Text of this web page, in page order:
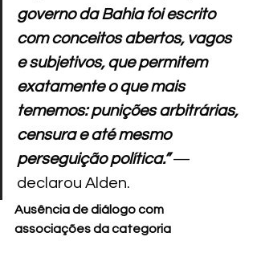
governo da Bahia foi escrito
com conceitos abertos, vagos
e subjetivos, que permitem
exatamente o que mais
tememos: punições arbitrárias,
censura e até mesmo
perseguição política.” —
declarou Alden.
Ausência de diálogo com
associações da categoria